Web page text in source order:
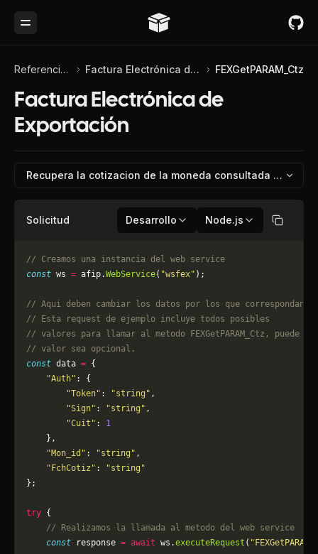
Toggle Menu
Referencia de API Factura Electrónica de Exportación FEXGetPARAM_Ctz
Factura Electrónica de
Exportación
Solicitud Desarrollo Node.js Copiar
// Creamos una instancia del web service
const ws = afip.WebService( "wsfex" );
// Aqui deben cambiar los datos por los que correspondan.
// Esta request de ejemplo incluye todos posibles
// valores para llamar al metodo FEXGetPARAM_Ctz, puede
// valor sea opcional.
const data = {
    "Auth"
: {
        "Token"
: "string" ,
        "Sign"
: "string" ,
        "Cuit"
: 1
    },
    "Mon_id"
: "string" ,
    "FchCotiz"
:
"string"
};
try {
    // Realizamos la llamada al metodo del web service
    const
response = await ws.executeRequest (